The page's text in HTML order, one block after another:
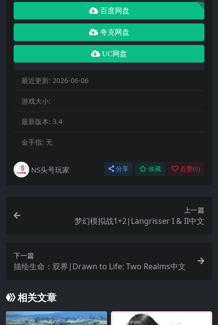
百度网盘
夸克网盘
UC网盘
最近更新: 2026-06-06
游戏大小:
最新版本: 3.4
金手指: 无
NS头号玩家 分享 收藏 点赞(0)
上一篇
梦幻模拟战1+2|Langrisser I & II中文
下一篇
描绘生命：双界|Drawn to Life: Two Realms中文
相关文章